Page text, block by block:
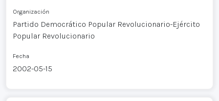
Organización
Partido Democrático Popular Revolucionario-Ejército
Popular Revolucionario
Fecha
2002-05-15